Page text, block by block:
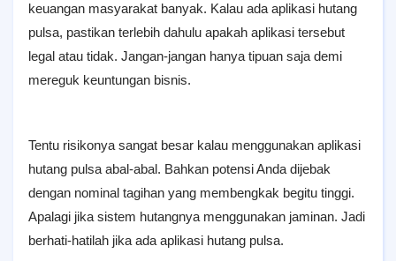
keuangan masyarakat banyak. Kalau ada aplikasi hutang
pulsa, pastikan terlebih dahulu apakah aplikasi tersebut
legal atau tidak. Jangan-jangan hanya tipuan saja demi
mereguk keuntungan bisnis.
Tentu risikonya sangat besar kalau menggunakan aplikasi
hutang pulsa abal-abal. Bahkan potensi Anda dijebak
dengan nominal tagihan yang membengkak begitu tinggi.
Apalagi jika sistem hutangnya menggunakan jaminan. Jadi
berhati-hatilah jika ada aplikasi hutang pulsa.